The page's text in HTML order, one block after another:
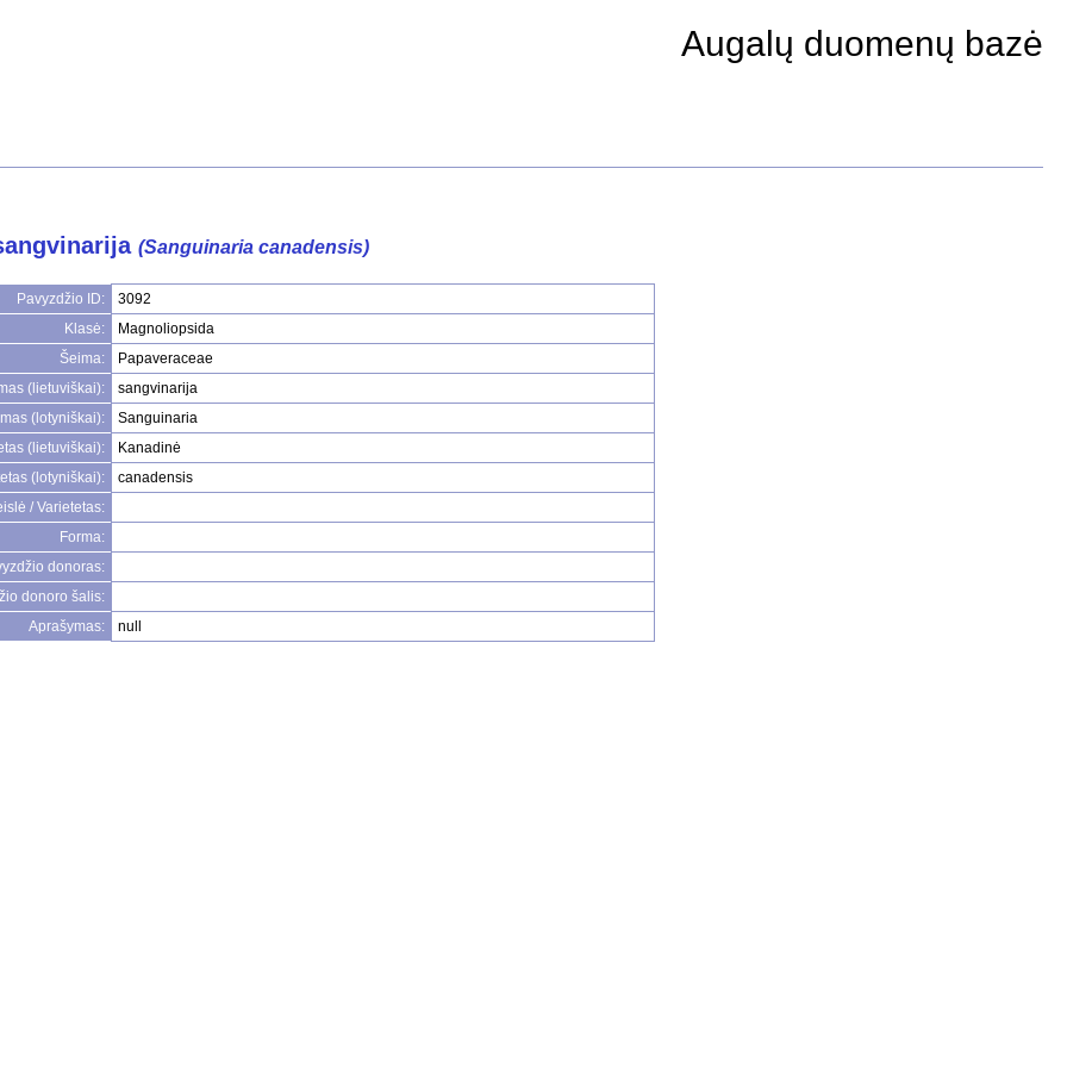
Augalų duomenų bazė
(Sanguinaria canadensis)
Pavyzdžio ID:
3092
Klasė:
Magnoliopsida
Šeima:
Papaveraceae
(lietuviškai):
sangvinarija
(lotyniškai):
Sanguinaria
(lietuviškai):
Kanadinė
(lotyniškai):
canadensis
/ Varietetas:
Forma:
donoras:
donoro šalis:
Aprašymas:
null